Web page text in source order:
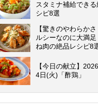
スタミナ補給できる
シピ8選
【驚きのやわらか
ルシーなのに大満
ね肉の絶品レシピ8
【今日の献立】
4日(火)「酢鶏」